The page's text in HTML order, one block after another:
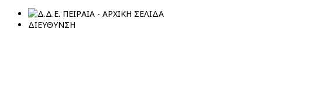
ΔΙΕΥΘΥΝΣΗ